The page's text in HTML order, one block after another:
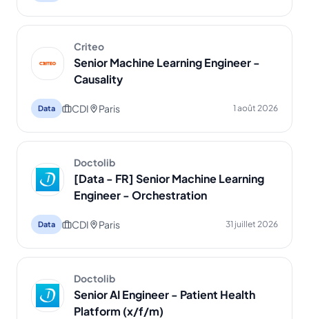
Criteo
Senior Machine Learning Engineer -
Causality
Data CDI Paris 1 août 2026
Doctolib
[Data - FR] Senior Machine Learning
Engineer - Orchestration
Data CDI Paris 31 juillet 2026
Doctolib
Senior AI Engineer - Patient Health
Platform (x/f/m)